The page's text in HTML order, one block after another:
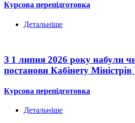
Курсова перепідготовка
Детальніше
З 1 липня 2026 року набули
постанови Кабінету
Курсова перепідготовка
Детальніше